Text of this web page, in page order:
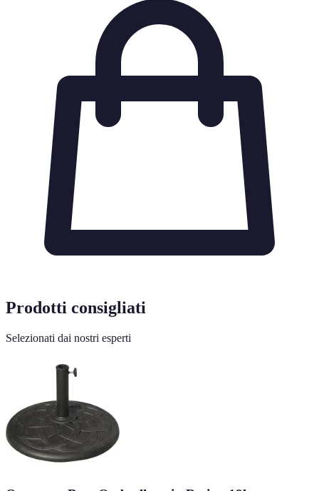
Prodotti consigliati
Selezionati dai nostri esperti